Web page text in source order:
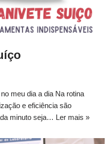
meu dia a dia Na rotina
e eficiência são
minuto seja… Ler mais »